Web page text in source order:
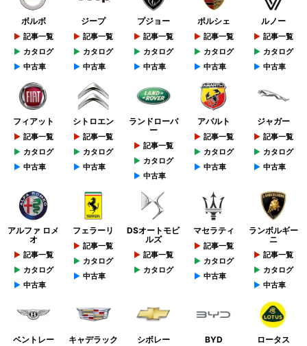
ボルボ
記事一覧
カタログ
中古車
ジープ
記事一覧
カタログ
中古車
プジョー
記事一覧
カタログ
中古車
ポルシェ
記事一覧
カタログ
中古車
ルノー
記事一覧
カタログ
中古車
フィアット
記事一覧
カタログ
中古車
シトロエン
記事一覧
カタログ
中古車
ランドローバ
ー
記事一覧
カタログ
中古車
アバルト
記事一覧
カタログ
中古車
ジャガー
記事一覧
カタログ
中古車
アルファ ロメ
オ
記事一覧
カタログ
中古車
フェラーリ
記事一覧
カタログ
中古車
DSオートモビ
ルズ
記事一覧
カタログ
マセラティ
記事一覧
カタログ
中古車
ランボルギー
ニ
記事一覧
カタログ
中古車
ベントレー キャデラック シボレー BYD ロータス